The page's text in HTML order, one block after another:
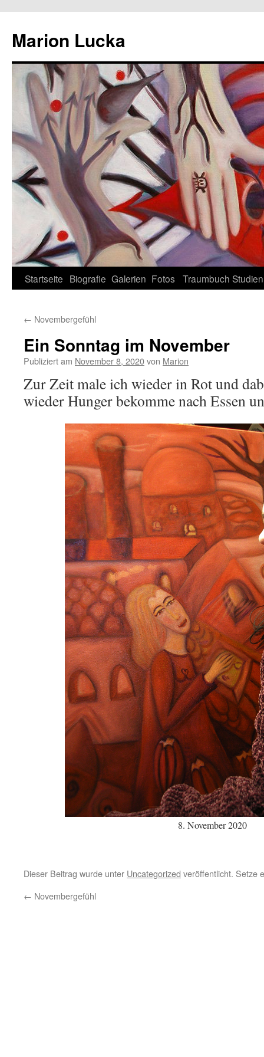
Marion Lucka
Zum
springen
Startseite Biografie Galerien Fotos Traumbuch Studien
← Novembergefühl
Ein Sonntag im November
Publiziert am November 8, 2020von Marion
Zur Zeit male ich wieder in Rot und
wieder Hunger bekomme nach Essen
8. November 2020
Dieser Beitrag wurde unter Uncategorized veröffentlicht. Setze
← Novembergefühl